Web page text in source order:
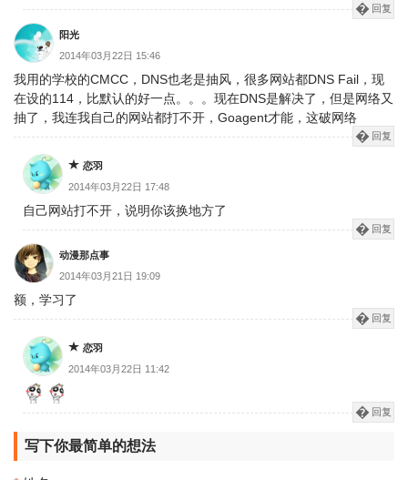
回复
阳光
2014年03月22日 15:46
我用的学校的CMCC，DNS也老是抽风，很多网站都DNS Fail，现
在设的114，比默认的好一点。。。现在DNS是解决了，但是网络又
抽了，我连我自己的网站都打不开，Goagent才能，这破网络
回复
恋羽
2014年03月22日 17:48
自己网站打不开，说明你该换地方了
回复
动漫那点事
2014年03月21日 19:09
额，学习了
回复
恋羽
2014年03月22日 11:42
回复
写下你最简单的想法